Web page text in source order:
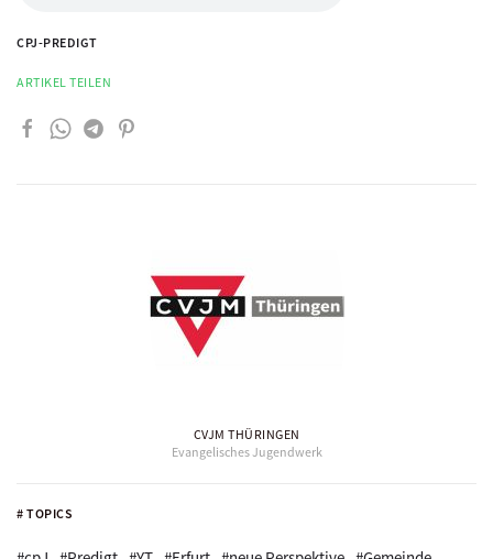
# TOPICS
CPJ-PREDIGT
ARTIKEL TEILEN
CVJM THÜRINGEN
Evangelisches Jugendwerk